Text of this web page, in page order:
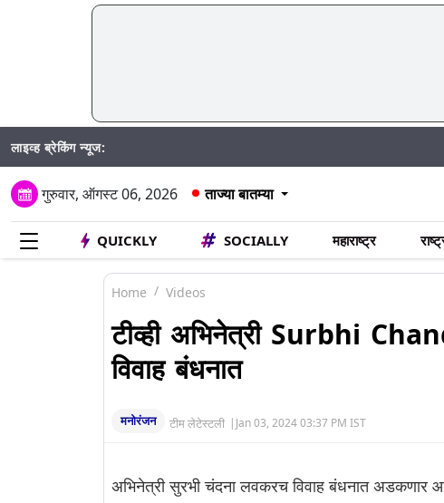
लाइव्ह ब्रेकिंग न्यूज:
गुरुवार, ऑगस्ट 06, 2026 ताज्या बातम्या
QUICKLY SOCIALLY महाराष्ट्र
Home Videos
टीव्ही अभिनेत्री Surbhi
विवाह बंधनात
मनोरंजन टीम लेटेस्टली | Jan 03, 2024 03:37 PM IST
अभिनेत्री सुरभी चंदना लवकरच विवाह बंधनात अडकणार